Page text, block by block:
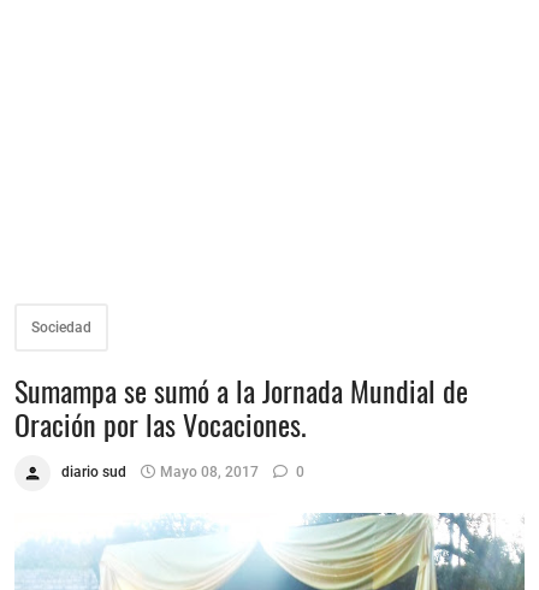
Sociedad
Sumampa se sumó a la Jornada Mundial de
Oración por las Vocaciones.
diario sud Mayo 08, 2017 0